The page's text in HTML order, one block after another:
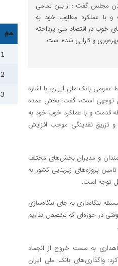
مجلس گفت : از بین تمامی
و با عملکرد مطلوب خود به
خوب در اقتصاد ملی پرداخته
و کارایی شده است.
بانک ملی ایران، با اشاره
توجهی است، گفت: بخش عمده
قدمت و با عملکرد خوب خود به
تزریق نقدینگی موجب افزایش
و مدیران بخش‌های مختلف
پروژه‌های زیربنایی کشور به
توجه است.
بنگاه‌داری به جای بنگاه‌سازی
در حوزه‌ای که تخصص نداریم
به سمت خروج از انجماد
واگذاری‌های بانک ملی ایران
#
1
2
3